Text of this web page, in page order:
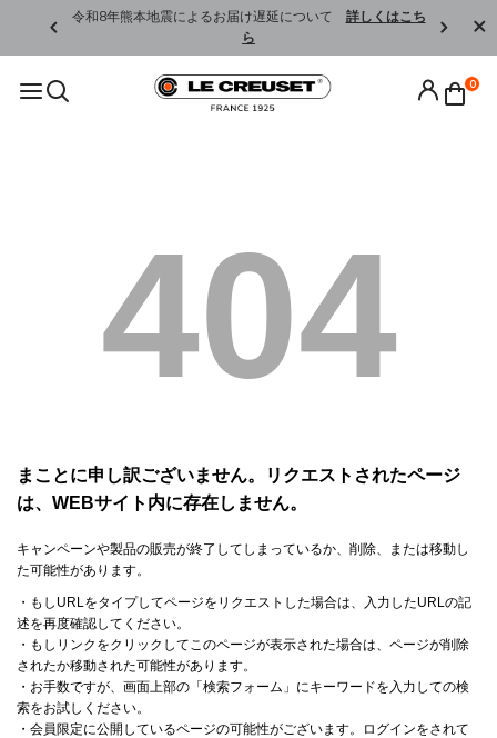
令和8年熊本地震によるお届け遅延について 詳しくはこち
ら
0
404
まことに申し訳ございません。リクエストされたページ
は、WEBサイト内に存在しません。
キャンペーンや製品の販売が終了してしまっているか、削除、または移動し
た可能性があります。
・もしURLをタイプしてページをリクエストした場合は、入力したURLの記
述を再度確認してください。
・もしリンクをクリックしてこのページが表示された場合は、ページが削除
されたか移動された可能性があります。
・お手数ですが、画面上部の「検索フォーム」にキーワードを入力しての検
索をお試しください。
・会員限定に公開しているページの可能性がございます。ログインをされて